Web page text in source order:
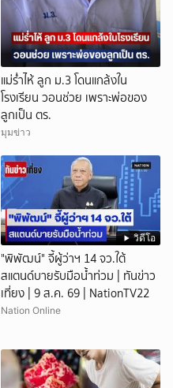
แม่ร่ำไห้ ลูก ม.3 โดนแกล้งใน
โรงเรียน วอนช่วย เพราะพ่อของ
ลูกเป็น ตร.
มุมข่าว
วิดีโอ
"พิพัฒน์" จี้ผู้ว่าฯ 14 จว.ใต้
สแตนด์บายรับมือน้ำท่วม | ทันข่าว
เที่ยง | 9 ส.ค. 69 | NationTV22
Nation Online